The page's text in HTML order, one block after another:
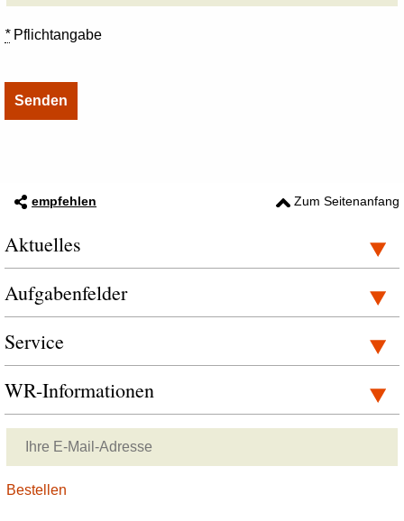
*Pflichtangabe
empfehlen Zum Seitenanfang
Aktuelles
Aufgabenfelder
Service
WR-Informationen